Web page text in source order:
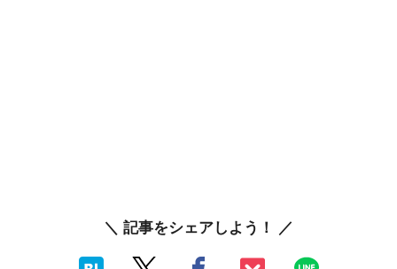
＼ 記事をシェアしよう！ ／